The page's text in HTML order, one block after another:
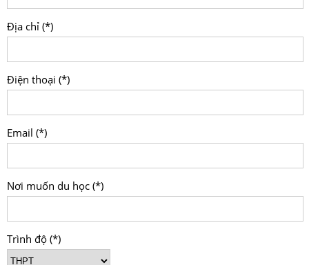
Địa chỉ (*)
Điện thoại (*)
Email (*)
Nơi muốn du học (*)
Trình độ (*)